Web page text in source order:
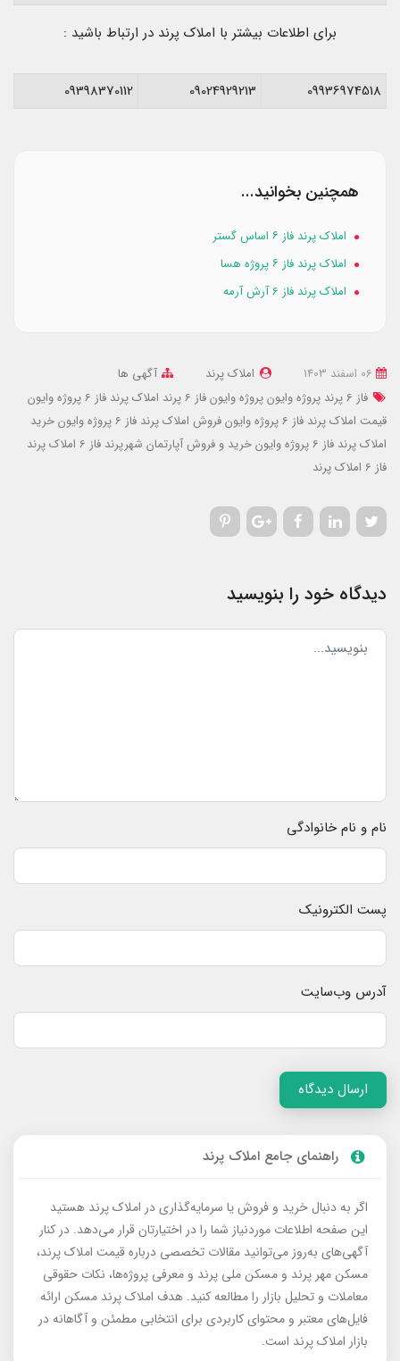
برای اطلاعات بیشتر با املاک پرند در ارتباط باشید :
09936974518
09024929213
09398370112
همچنین بخوانید...
املاک پرند فاز ۶ اساس گستر
املاک پرند فاز ۶ پروژه هسا
املاک پرند فاز 6 آرش آرمه
املاک پرند
آگهی ها
فاز 6 پرند پروژه وایون
پروژه وایون فاز 6 پرند
املاک پرند فاز 6 پروژه وایون
قیمت املاک پرند فاز 6 پروژه وایون
فروش املاک پرند فاز 6 پروژه وایون
خرید
املاک پرند فاز 6 پروژه وایون
خرید و فروش آپارتمان شهرپرند فاز 6
املاک پرند
فاز 6
املاک پرند
دیدگاه خود را بنویسید
نام و نام خانوادگی
پست الکترونیک
آدرس وب‌سایت
ارسال دیدگاه
راهنمای جامع املاک پرند
اگر به دنبال خرید و فروش یا سرمایه‌گذاری در املاک پرند هستید
این صفحه اطلاعات موردنیاز شما را در اختیارتان قرار می‌دهد. در کنار
آگهی‌های به‌روز می‌توانید مقالات تخصصی درباره قیمت املاک پرند،
مسکن مهر پرند و مسکن ملی پرند و معرفی پروژه‌ها، نکات حقوقی
معاملات و تحلیل بازار را مطالعه کنید. هدف املاک پرند مسکن ارائه
فایل‌های معتبر و محتوای کاربردی برای انتخابی مطمئن و آگاهانه در
بازار املاک پرند است.